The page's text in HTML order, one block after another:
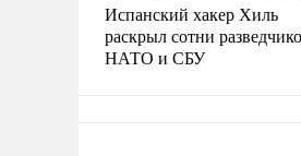
Испанский хакер Хиль
раскрыл сотни
НАТО и СБУ